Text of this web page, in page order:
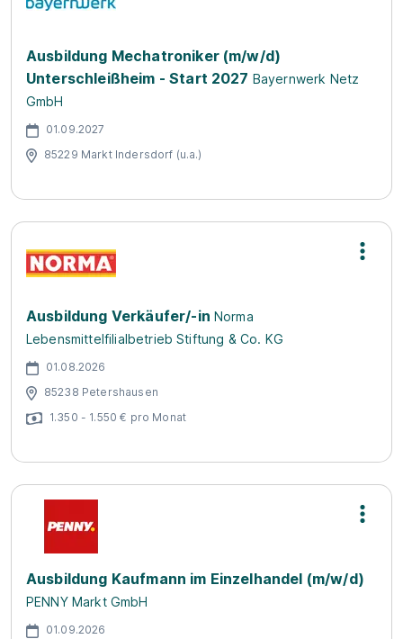
Ausbildung Mechatroniker (m/w/d)
Unterschleißheim - Start 2027 Bayernwerk Netz
GmbH
01.09.2027
85229 Markt Indersdorf (u.a.)
Ausbildung Verkäufer/-in Norma
Lebensmittelfilialbetrieb Stiftung & Co. KG
01.08.2026
85238 Petershausen
1.350 - 1.550 € pro Monat
Ausbildung Kaufmann im Einzelhandel (m/w/d)
PENNY Markt GmbH
01.09.2026